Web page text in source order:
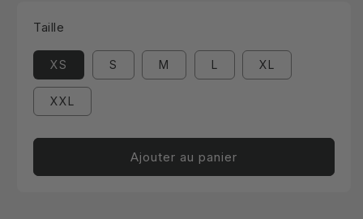
Taille
XS S M L XL
XXL
Ajouter au panier